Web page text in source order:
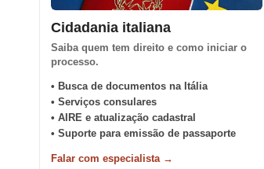
Cidadania italiana
Saiba quem tem direito e como iniciar o
processo.
• Busca de documentos na Itália
• Serviços consulares
• AIRE e atualização cadastral
• Suporte para emissão de passaporte
Falar com especialista →